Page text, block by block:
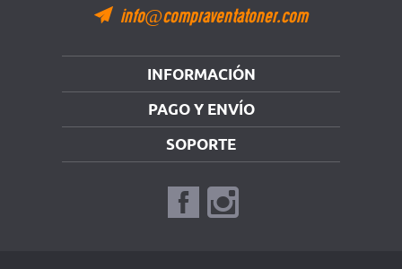
info@compraventatoner.com
INFORMACIÓN
PAGO Y ENVÍO
SOPORTE